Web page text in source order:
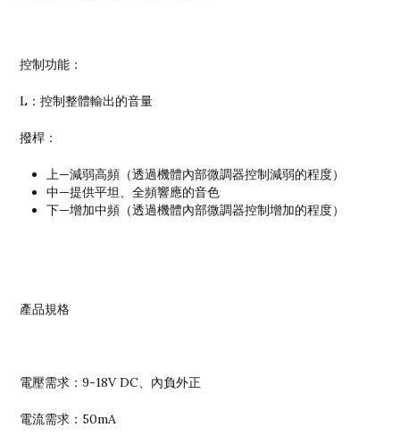
控制功能：
L：控制整體輸出的音量
撥桿：
上—減弱高頻（透過機體內部微調器控制減弱的程度）
中—提供平坦、全頻響應的音色
下—增加中頻（透過機體內部微調器控制增加的程度）
產品規格
電壓需求：9-18V DC、內負外正
電流需求：50mA